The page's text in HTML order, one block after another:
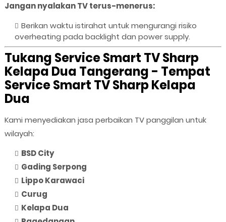
Jangan nyalakan TV terus-menerus:
Berikan waktu istirahat untuk mengurangi risiko
overheating pada backlight dan power supply.
Tukang Service Smart TV Sharp
Kelapa Dua Tangerang - Tempat
Service Smart TV Sharp Kelapa
Dua
Kami menyediakan jasa perbaikan TV panggilan untuk
wilayah:
BSD City
Gading Serpong
Lippo Karawaci
Curug
Kelapa Dua